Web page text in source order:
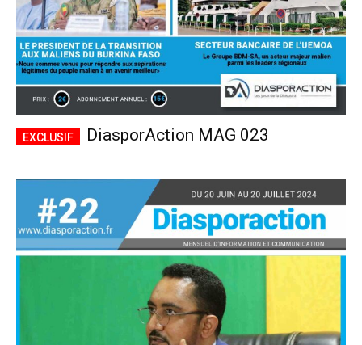
DiasporAction MAG 023